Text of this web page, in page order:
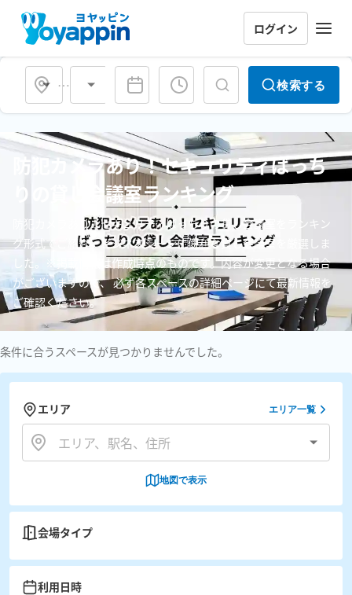
ログイン
会場タイプ 検索する
防犯カメラあり！セキュリティばっち
りの貸し会議室ランキング
防犯カメラあり！セキュリティばっちりの貸し会議室をランキン
グ形式でご紹介。ビジネスシーンに便利な貸し会議室を厳選しま
した。※掲載情報は作成時点のものです。内容が変更となる場合
がございますので、 必ず各スペースの詳細ページにて最新情報を
ご確認ください。
条件に合うスペースが見つかりませんでした。
エリア エリア一覧
地図で表示
会場タイプ
利用日時